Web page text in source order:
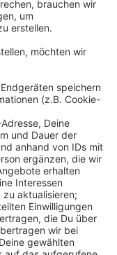
sind weniger
7 Tage-
Alleine